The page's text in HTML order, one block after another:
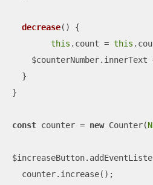
decrease( )
{
this .count = this
$counterNumber.innerText
  }
}
const counter = new Counter(
  counter.increase();